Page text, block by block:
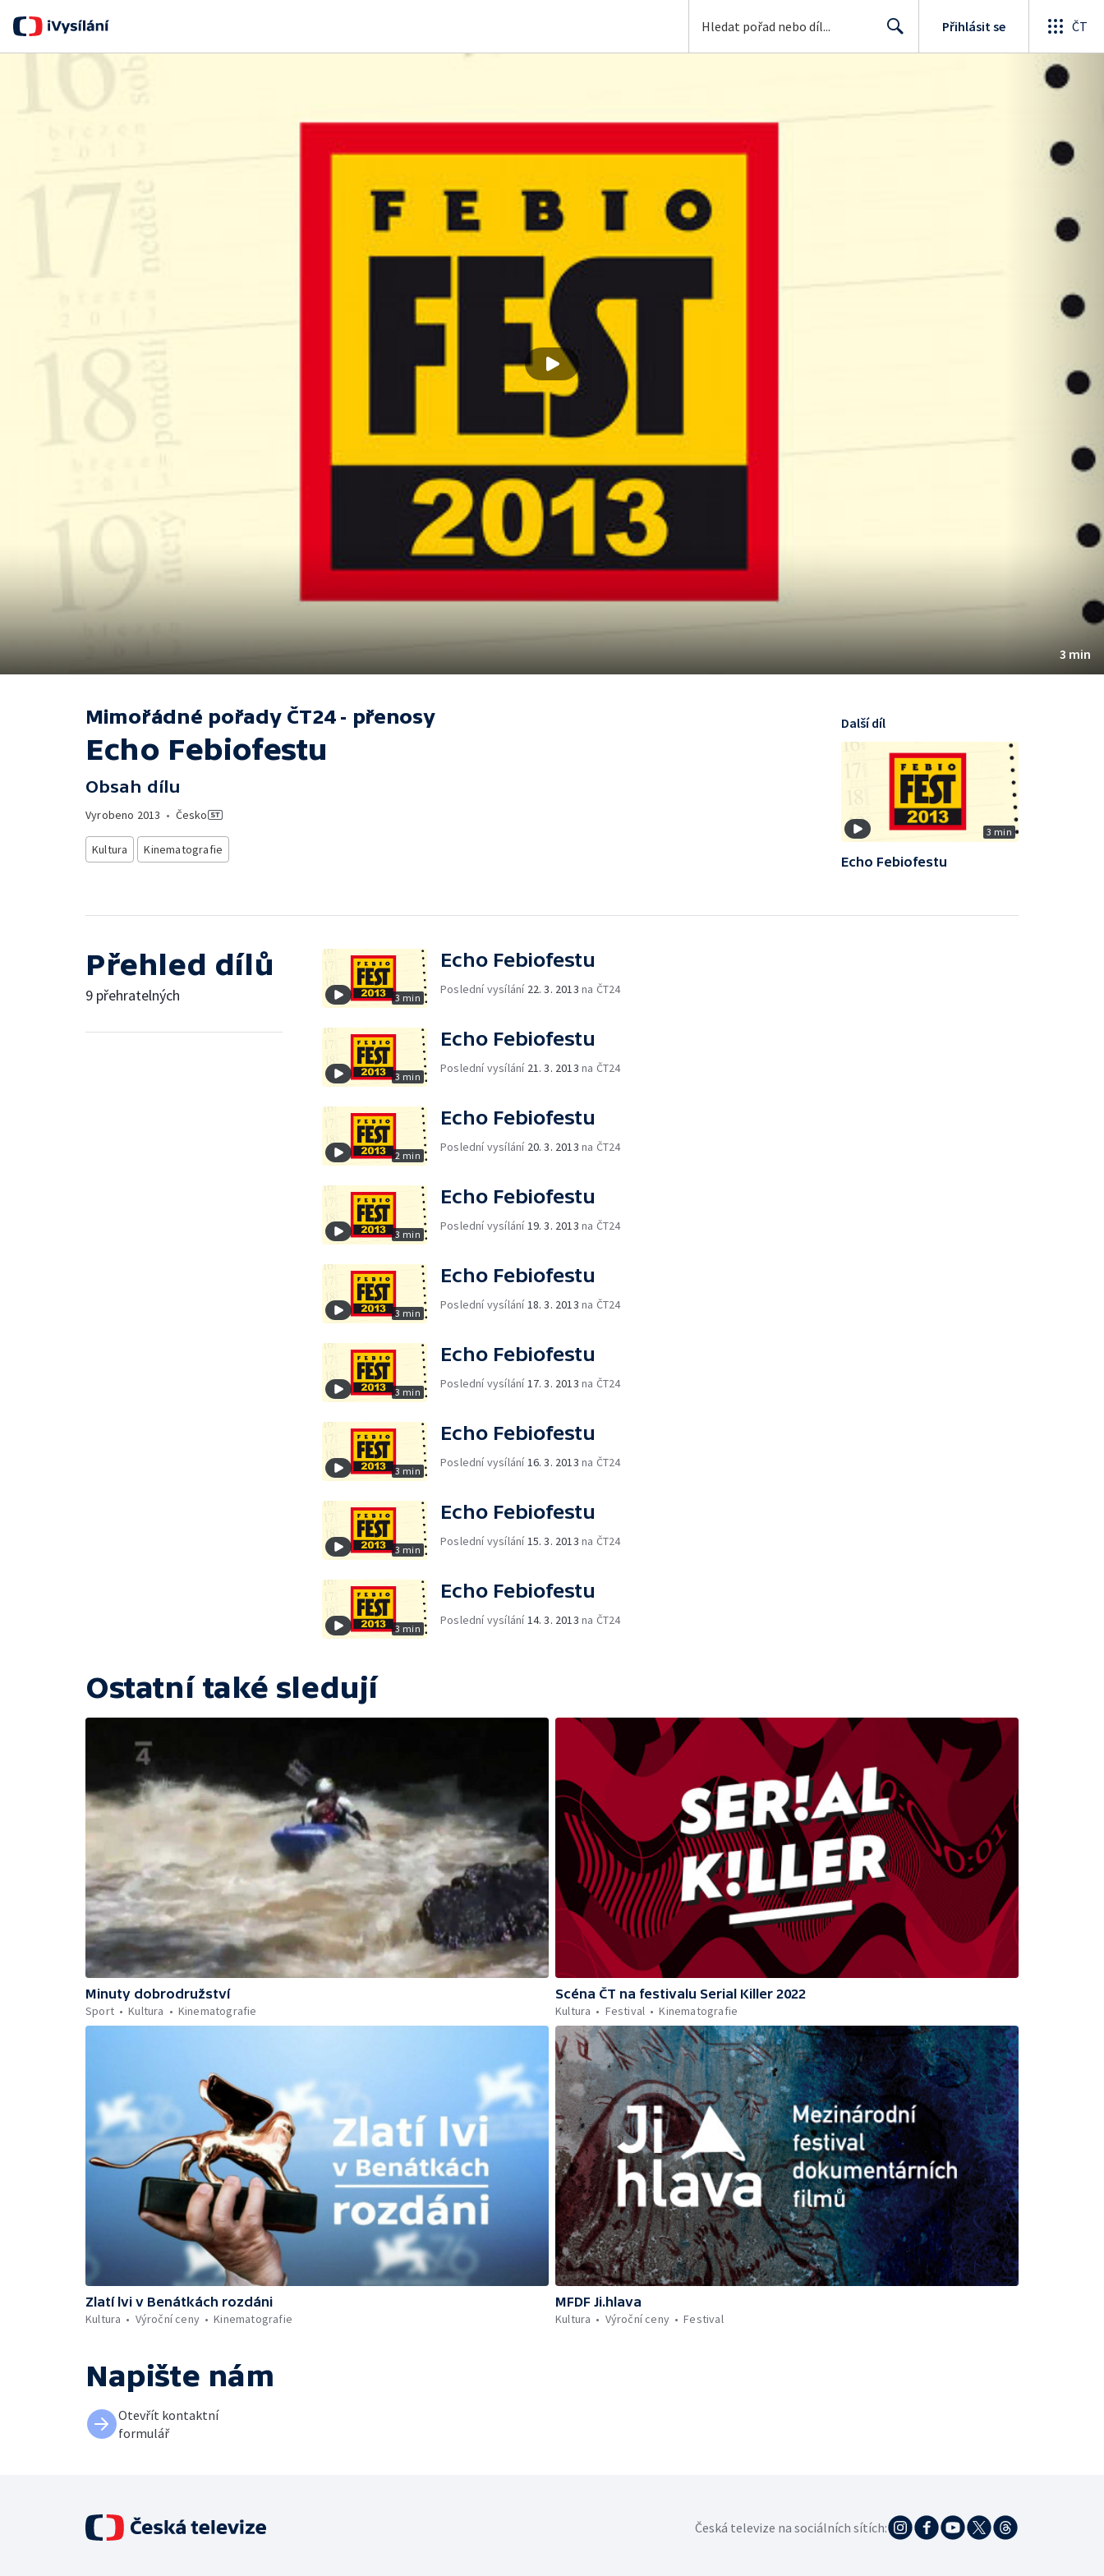
Přihlásit se ČT
3 min
Mimořádné pořady ČT24 - přenosy
Echo Febiofestu
Obsah dílu
Vyrobeno 2013 • Česko
Kultura Kinematografie
3 min
Další díl
Echo Febiofestu
Přehled dílů
9 přehratelných 3 min
Echo Febiofestu
Poslední vysílání 22. 3. 2013 na ČT24
3 min
Echo Febiofestu
Poslední vysílání 21. 3. 2013 na ČT24
2 min
Echo Febiofestu
Poslední vysílání 20. 3. 2013 na ČT24
3 min
Echo Febiofestu
Poslední vysílání 19. 3. 2013 na ČT24
3 min
Echo Febiofestu
Poslední vysílání 18. 3. 2013 na ČT24
3 min
Echo Febiofestu
Poslední vysílání 17. 3. 2013 na ČT24
3 min
Echo Febiofestu
Poslední vysílání 16. 3. 2013 na ČT24
3 min
Echo Febiofestu
Poslední vysílání 15. 3. 2013 na ČT24
3 min
Echo Febiofestu
Poslední vysílání 14. 3. 2013 na ČT24
Ostatní také sledují
Minuty dobrodružství
Sport
Kultura Kinematografie
Scéna ČT na festivalu Serial Killer 2022
Kultura
Festival Kinematografie
Zlatí lvi v Benátkách rozdáni
Kultura
Výroční ceny Kinematografie
MFDF Ji.hlava
Kultura
Výroční ceny Festival
Napište nám
Otevřít kontaktní
formulář
Česká televize na sociálních sítích: